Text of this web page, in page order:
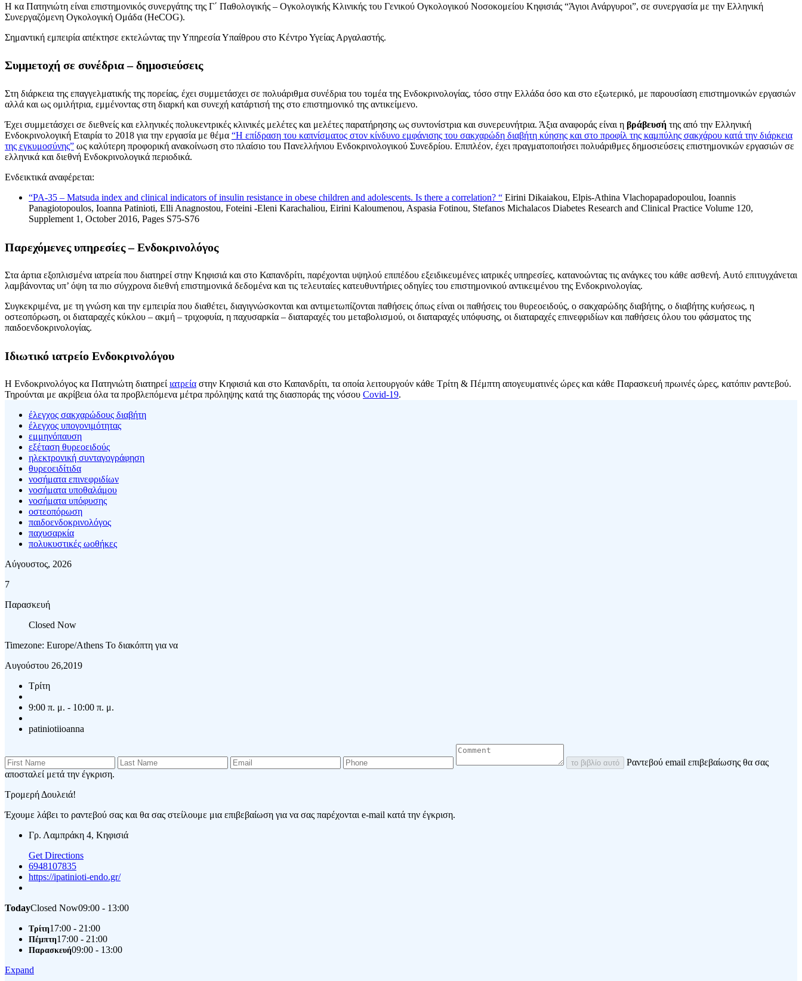
Η κα Πατηνιώτη είναι επιστημονικός συνεργάτης της Γ΄ Παθολογικής – Ογκολογικής Κλινικής του Γενικού Ογκολογικού Νοσοκομείου Κηφισιάς “Άγιοι Ανάργυροι”, σε συνεργασία με την Ελληνική
Συνεργαζόμενη Ογκολογική Ομάδα (HeCOG).
Σημαντική εμπειρία απέκτησε εκτελώντας την Υπηρεσία Υπαίθρου στο Κέντρο Υγείας Αργαλαστής.
Συμμετοχή σε συνέδρια – δημοσιεύσεις
Στη διάρκεια της επαγγελματικής της πορείας, έχει συμμετάσχει σε πολυάριθμα συνέδρια του τομέα της Ενδοκρινολογίας, τόσο στην Ελλάδα όσο και στο εξωτερικό, με παρουσίαση επιστημονικών εργασιών
αλλά και ως ομιλήτρια, εμμένοντας στη διαρκή και συνεχή κατάρτισή της στο επιστημονικό της αντικείμενο.
Έχει συμμετάσχει σε διεθνείς και ελληνικές πολυκεντρικές κλινικές μελέτες και μελέτες παρατήρησης ως συντονίστρια και συνερευνήτρια. Άξια αναφοράς είναι η βράβευσή της από την Ελληνική
Ενδοκρινολογική Εταιρία το 2018 για την εργασία με θέμα “Η επίδραση του καπνίσματος στον κίνδυνο εμφάνισης του σακχαρώδη διαβήτη κύησης και στο προφίλ της καμπύλης σακχάρου κατά την διάρκεια
της εγκυμοσύνης” ως καλύτερη προφορική ανακοίνωση στο πλαίσιο του Πανελλήνιου Ενδοκρινολογικού Συνεδρίου. Επιπλέον, έχει πραγματοποιήσει πολυάριθμες δημοσιεύσεις επιστημονικών εργασιών σε
ελληνικά και διεθνή Ενδοκρινολογικά περιοδικά.
Ενδεικτικά αναφέρεται:
“PA-35 – Matsuda index and clinical indicators of insulin resistance in obese children and adolescents. Is there a correlation? “ Eirini Dikaiakou, Elpis-Αthina Vlachopapadopoulou, Ioannis
Panagiotopoulos, Ioanna Patinioti, Elli Anagnostou, Foteini -Eleni Karachaliou, Eirini Kaloumenou, Aspasia Fotinou, Stefanos Michalacos Diabetes Research and Clinical Practice Volume 120,
Supplement 1, October 2016, Pages S75-S76
Παρεχόμενες υπηρεσίες – Ενδοκρινολόγος
Στα άρτια εξοπλισμένα ιατρεία που διατηρεί στην Κηφισιά και στο Καπανδρίτι, παρέχονται υψηλού επιπέδου εξειδικευμένες ιατρικές υπηρεσίες, κατανοώντας τις ανάγκες του κάθε ασθενή. Αυτό επιτυγχάνεται
λαμβάνοντας υπ’ όψη τα πιο σύγχρονα διεθνή επιστημονικά δεδομένα και τις τελευταίες κατευθυντήριες οδηγίες του επιστημονικού αντικειμένου της Ενδοκρινολογίας.
Συγκεκριμένα, με τη γνώση και την εμπειρία που διαθέτει, διαγιγνώσκονται και αντιμετωπίζονται παθήσεις όπως είναι οι παθήσεις του θυρεοειδούς, ο σακχαρώδης διαβήτης, ο διαβήτης κυήσεως, η
οστεοπόρωση, οι διαταραχές κύκλου – ακμή – τριχοφυία, η παχυσαρκία – διαταραχές του μεταβολισμού, οι διαταραχές υπόφυσης, οι διαταραχές επινεφριδίων και παθήσεις όλου του φάσματος της
παιδοενδοκρινολογίας.
Ιδιωτικό ιατρείο Ενδοκρινολόγου
Η Ενδοκρινολόγος κα Πατηνιώτη διατηρεί ιατρεία στην Κηφισιά και στο Καπανδρίτι, τα οποία λειτουργούν κάθε Τρίτη & Πέμπτη απογευματινές ώρες και κάθε Παρασκευή πρωινές ώρες, κατόπιν ραντεβού.
Τηρούνται με ακρίβεια όλα τα προβλεπόμενα μέτρα πρόληψης κατά της διασποράς της νόσου Covid-19.
έλεγχος σακχαρώδους διαβήτη
έλεγχος υπογονιμότητας
εμμηνόπαυση
εξέταση θυρεοειδούς
ηλεκτρονική συνταγογράφηση
θυρεοειδίτιδα
νοσήματα επινεφριδίων
νοσήματα υποθαλάμου
νοσήματα υπόφυσης
οστεοπόρωση
παιδοενδοκρινολόγος
παχυσαρκία
πολυκυστικές ωοθήκες
Αύγουστος, 2026
7
Παρασκευή
Closed Now
Timezone: Europe/Athens Το διακόπτη για να
Αυγούστου 26,2019
Τρίτη
9:00 π. μ. - 10:00 π. μ.
patiniotiioanna
το βιβλίο αυτό
Ραντεβού email επιβεβαίωσης θα σας
αποσταλεί μετά την έγκριση.
Τρομερή Δουλειά!
Έχουμε λάβει το ραντεβού σας και θα σας στείλουμε μια επιβεβαίωση για να σας παρέχονται e-mail κατά την έγκριση.
Γρ. Λαμπράκη 4, Κηφισιά
Get Directions
6948107835
https://ipatinioti-endo.gr/
TodayClosed Now09:00 - 13:00
Τρίτη17:00 - 21:00
Πέμπτη17:00 - 21:00
Παρασκευή09:00 - 13:00
Expand